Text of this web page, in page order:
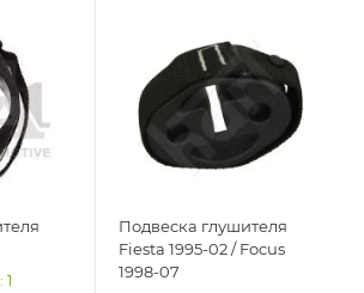
Подвеска глушителя
Fiesta 1995-02 / Focus
1998-07